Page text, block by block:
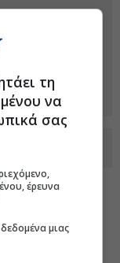
τη
να
σας
έρευνα
μιας